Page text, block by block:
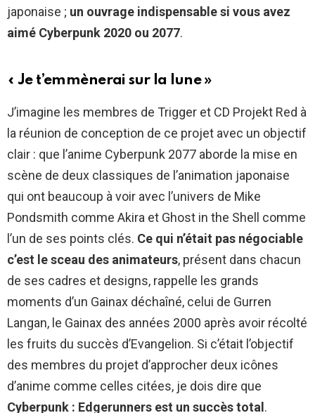
japonaise ; un ouvrage indispensable si vous avez
aimé Cyberpunk 2020 ou 2077.
« Je t’emmènerai sur la lune »
J’imagine les membres de Trigger et CD Projekt Red à
la réunion de conception de ce projet avec un objectif
clair : que l’anime Cyberpunk 2077 aborde la mise en
scène de deux classiques de l’animation japonaise
qui ont beaucoup à voir avec l’univers de Mike
Pondsmith comme Akira et Ghost in the Shell comme
l’un de ses points clés. Ce qui n’était pas négociable
c’est le sceau des animateurs, présent dans chacun
de ses cadres et designs, rappelle les grands
moments d’un Gainax déchaîné, celui de Gurren
Langan, le Gainax des années 2000 après avoir récolté
les fruits du succès d’Evangelion. Si c’était l’objectif
des membres du projet d’approcher deux icônes
d’anime comme celles citées, je dois dire que
Cyberpunk : Edgerunners est un succès total.